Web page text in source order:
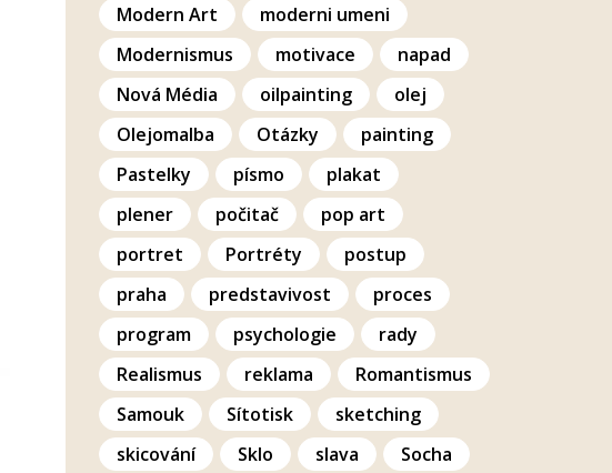
Modern Art
moderni umeni
Modernismus
motivace
napad
Nová Média
oilpainting
olej
Olejomalba
Otázky
painting
Pastelky
písmo
plakat
plener
počitač
pop art
portret
Portréty
postup
praha
predstavivost
proces
program
psychologie
rady
Realismus
reklama
Romantismus
Samouk
Sítotisk
sketching
skicování
Sklo slava
Socha